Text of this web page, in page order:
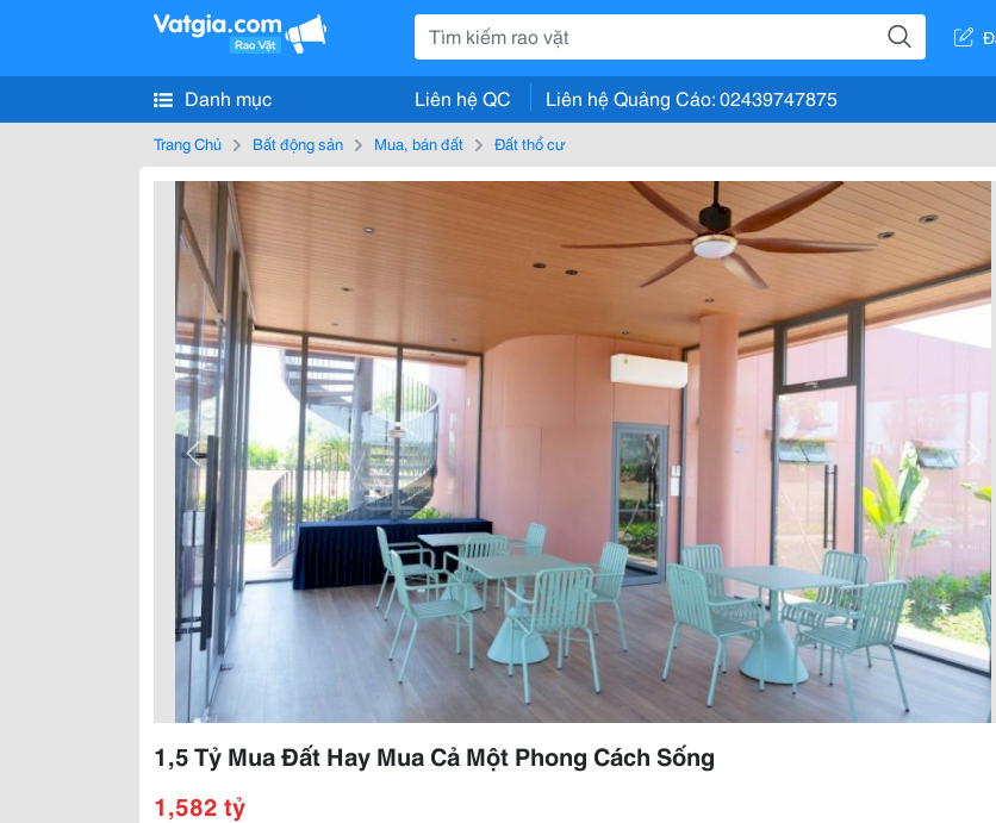
Danh mục Liên hệ QC Liên hệ Quảng Cáo: 02439747875
Trang Chủ Bất động sản Mua, bán đất Đất thổ cư
1,5 Tỷ Mua Đất Hay Mua Cả Một Phong Cách Sống
1,582 tỷ